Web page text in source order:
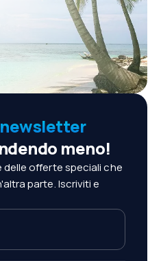
newsletter
meno!
offerte speciali che
parte. Iscriviti e